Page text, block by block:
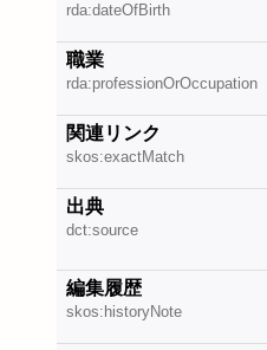
rda:dateOfBirth
職業
rda:professionOrOccupation
関連リンク
skos:exactMatch
出典
dct:source
編集履歴
skos:historyNote